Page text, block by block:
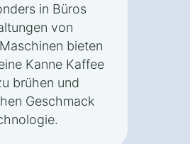
in Büros
von
bieten
Kanne Kaffee
brühen und
Geschmack